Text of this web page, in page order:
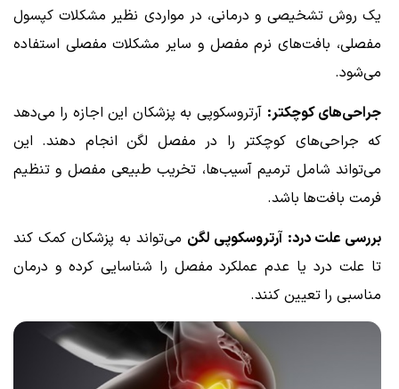
یک روش تشخیصی و درمانی، در مواردی نظیر مشکلات کپسول
مفصلی، بافت‌های نرم مفصل و سایر مشکلات مفصلی استفاده
می‌شود.
جراحی‌های کوچکتر: آرتروسکوپی به پزشکان این اجازه را می‌دهد
که جراحی‌های کوچکتر را در مفصل لگن انجام دهند. این
می‌تواند شامل ترمیم آسیب‌ها، تخریب طبیعی مفصل و تنظیم
فرمت بافت‌ها باشد.
بررسی علت درد: آرتروسکوپی لگن می‌تواند به پزشکان کمک کند
تا علت درد یا عدم عملکرد مفصل را شناسایی کرده و درمان
مناسبی را تعیین کنند.